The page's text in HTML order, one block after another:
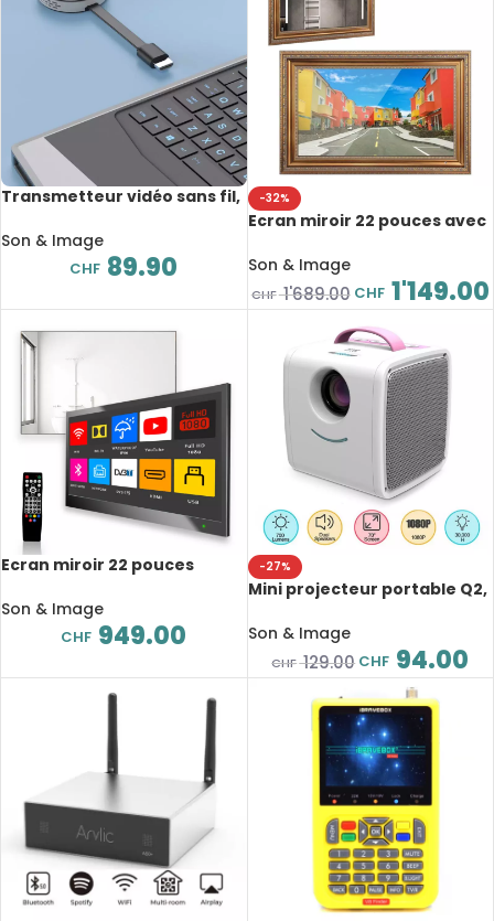
Transmetteur vidéo sans fil,
Son & Image
CHF 89.90
-32%
Ecran miroir 22 pouces avec
Wifi, LG Webos, Smart Mirror
pour zone humide
Son & Image
CHF1'689.00 CHF 1'149.00
Ecran miroir 22 pouces
étanche, Wifi, Smart Mirror
pour salle de bain
Son & Image
CHF 949.00
-27%
Mini projecteur portable Q2,
haut-parleurs intégrés
Son & Image
CHF129.00 CHF 94.00